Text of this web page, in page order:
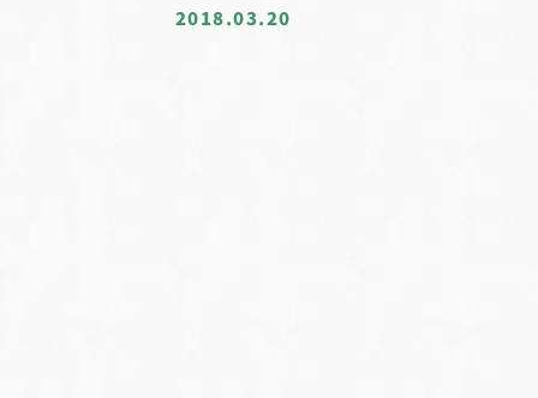
2018.03.20